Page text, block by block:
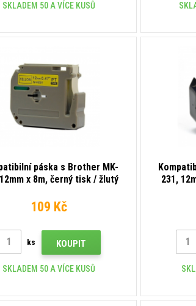
SKLADEM 50 A VÍCE KUSŮ
páska s Brother MK-
x 8m, černý tisk / žlutý
109 Kč
ks KOUPIT
SKLADEM 50 A VÍCE KUSŮ
231,